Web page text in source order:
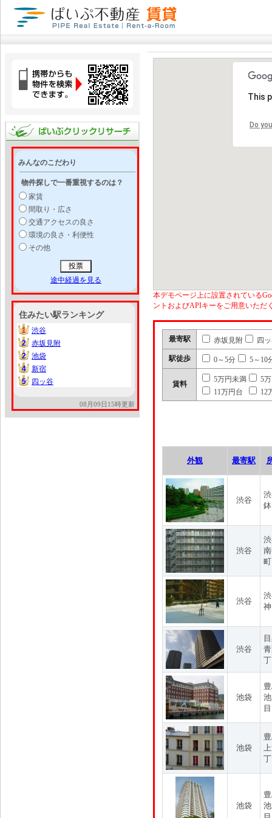
みんなのこだわり
物件探しで一番重視するのは？
家賃
間取り・広さ
交通アクセスの良さ
環境の良さ・利便性
その他
途中経過を見る
住みたい駅ランキング
1
1
渋谷
2
2
赤坂見附
2
2
池袋
4
4
新宿
5
5 四ッ谷
08月09日15時更新
This
Do
本デモページ上に設置されている
ントおよびAPIキーをご用意いただ
最寄駅 赤坂見附 四
駅徒歩 0～5分 5～10
賃料
5万円未満
5
11万円台
12
外観 最寄駅
渋谷
渋谷
渋谷
渋谷
池袋
池袋
池袋